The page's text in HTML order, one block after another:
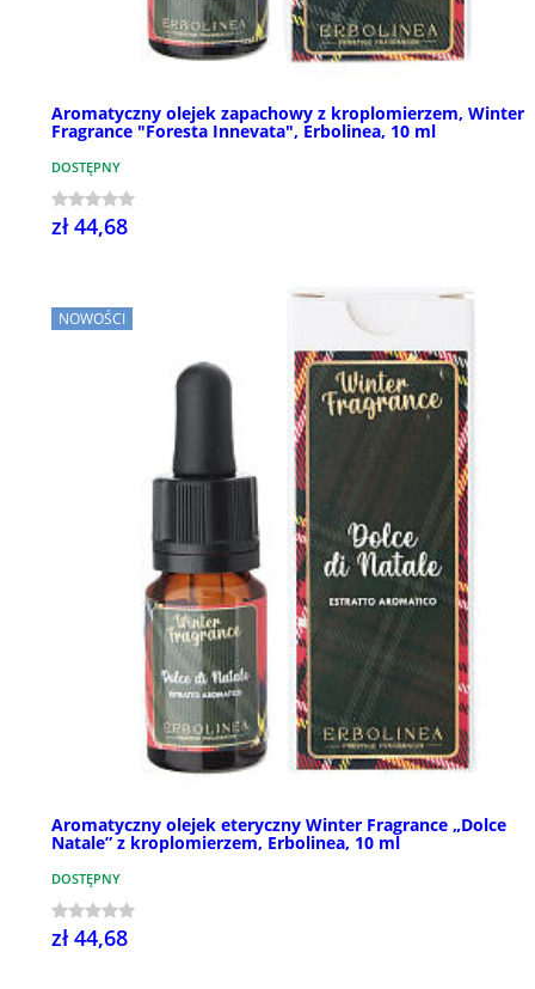
Aromatyczny olejek zapachowy z kroplomierzem, Winter
Fragrance "Foresta Innevata", Erbolinea, 10 ml
DOSTĘPNY
zł 44,68
NOWOŚCI
Aromatyczny olejek eteryczny Winter Fragrance „Dolce
Natale” z kroplomierzem, Erbolinea, 10 ml
DOSTĘPNY
zł 44,68